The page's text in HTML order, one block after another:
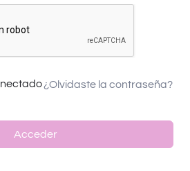
¿Olvidaste la contraseña?
Acceder